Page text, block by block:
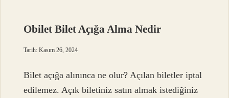
Obilet Bilet Açığa Alma Nedir
Tarih: Kasım 26, 2024
Bilet açığa alınınca ne olur? Açılan biletler iptal
edilemez. Açık biletiniz satın almak istediğiniz